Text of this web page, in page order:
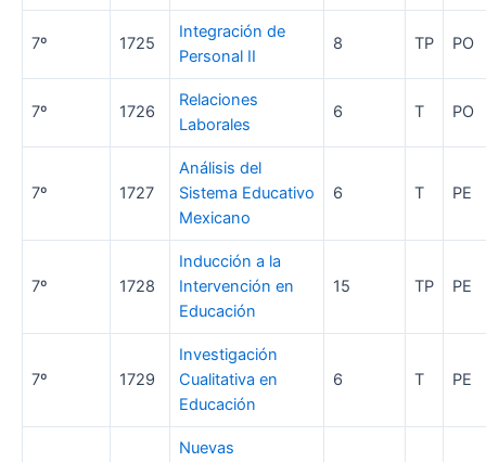
7º 1725
Integración de
Personal II
8 TP PO
7º 1726
Relaciones
Laborales
6 T PO
7º 1727
Análisis del
Sistema Educativo
Mexicano
6 T PE
7º 1728
Inducción a la
Intervención en
Educación
15 TP PE
7º 1729
Investigación
Cualitativa en
Educación
6 T PE
Nuevas